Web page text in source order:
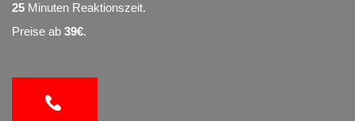
25 Minuten Reaktionszeit.
Preise ab 39€.